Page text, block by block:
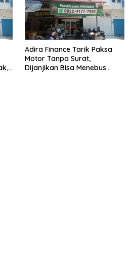
Adira Finance Tarik Paksa
Motor Tanpa Surat,
Dijanjikan Bisa Menebus